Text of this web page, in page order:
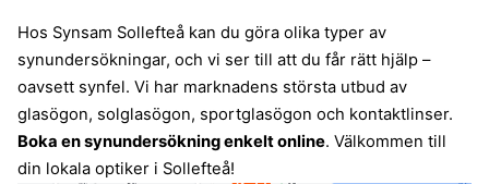
Hos Synsam Sollefteå kan du göra olika typer av
synundersökningar, och vi ser till att du får rätt hjälp –
oavsett synfel. Vi har marknadens största utbud av
glasögon, solglasögon, sportglasögon och kontaktlinser.
Boka en synundersökning enkelt online. Välkommen till
din lokala optiker i Sollefteå!